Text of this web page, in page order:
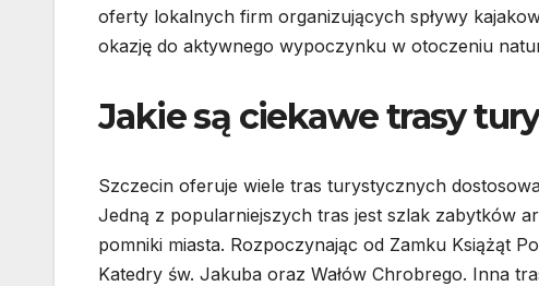
oferty lokalnych firm organizujących spływy
okazję do aktywnego wypoczynku w otoczeniu
Jakie są ciekawe trasy
Szczecin oferuje wiele tras turystycznych
Jedną z popularniejszych tras jest szlak zabytków
pomniki miasta. Rozpoczynając od Zamku Książąt
Katedry św. Jakuba oraz Wałów Chrobrego. Inna